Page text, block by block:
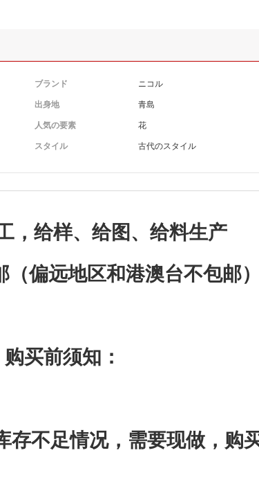
ブランド ニコル
出身地 青島
人気の要素 花
スタイル 古代のスタイル